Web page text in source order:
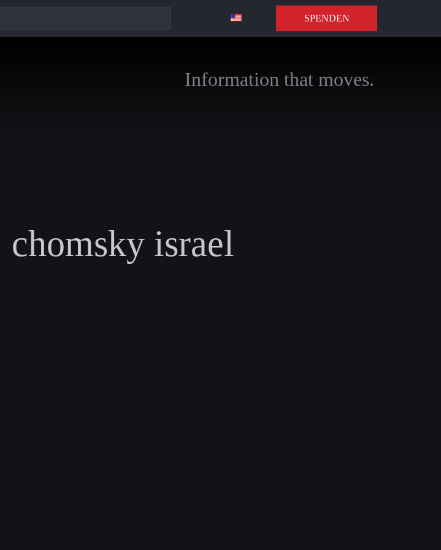
SPENDEN
Information that moves.
chomsky israel